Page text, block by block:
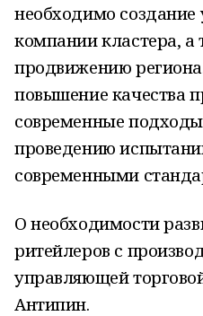
необходимо
компании кластера, а
продвижению
повышение качества
современные
проведению
современными
О необходимости
ритейлеров с
управляющей
Антипин.